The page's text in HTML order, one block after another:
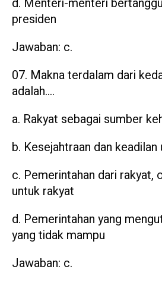
presiden
Jawaban: c.
Makna terdalam dari
adalah….
a. Rakyat sebagai sumber
b. Kesejahtraan dan
c. Pemerintahan dari rakyat,
untuk rakyat
d. Pemerintahan yang
yang tidak mampu
Jawaban: c.